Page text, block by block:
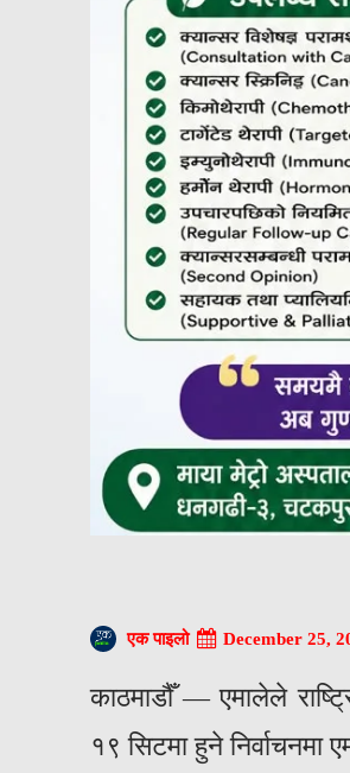
एक पाइलो December 25,
काठमाडौँ — एमालेले
१९ सिटमा हुने निर्वाचनमा